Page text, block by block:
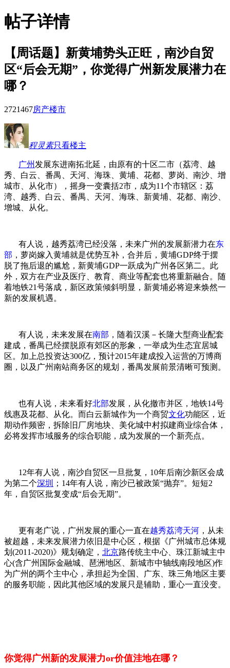
帖子详情
【周话题】新黄埔势头正旺，南沙自贸
区“后会无期”，你觉得广州新发展潜力在
哪？
2721467房产楼市
程灵素只看楼主
广州 发展东进南拓北延，由原有的十区二市（荔湾、越
秀、白云、番禺、天河、海珠、黄埔、花都、萝岗、南沙、增
城市、从化市），摇身一变囊括2市，成为11个市辖区：荔
湾、越秀、白云、番禺、天河、海珠、新黄埔、花都、南沙、
增城、从化。
有人说，越秀荔湾已经没落，未来广州的发展新潜力在东
部 ，萝岗嫁入黄埔就是优势互补，合并后，黄埔GDP终于摆
脱了拖后退的尴尬，新黄埔GDP一跃成为广州各区第二。此
外，双方在产业及医疗、教育、商业等配套也将重新融合。随
着地铁21号落成，新区政策倾斜明显，新黄埔必将迎来焕然一
新的发展机遇。
有人说，未来发展在南部 ，随着汉溪－长隆大型商业配套
建成，番禺已经摆脱原有郊区的形象，一举成为生态宜居城
区。加上总投资达300亿，预计2015年建成投入运营的万博商
圈，以及广州南站商务区的规划，番禺发展前景清晰可预测。
也有人说，未来看好北部发展，从化撤市并区，地铁14号
线惠及花都、从化。而白云新城作为一个商贸文化功能区，近
期动作频密，拆除旧厂房地块、美化城中村拟建商业综合体，
必将发挥市域服务的综合职能，成为发展的一个新亮点。
12年有人说，南沙自贸区一旦批复，10年后南沙新区会成
为第二个深圳
；14年有人说，南沙已被政策“抛弃”。短短2
年，自贸区批复变成“后会无期”。
更有老广说，广州发展的重心一直在越秀荔湾天河 ，从未
被超越，未来发展潜力依旧是中心区，根据《广州城市总体规
划(2011-2020)》规划确定， 北京路传统主中心、珠江新城主中
心(含广州国际金融城、琶洲地区、新城市中轴线南段地区)作
为广州的两个主中心，承担起为全国、广东、珠三角地区主要
的服务职能，因此其他区域的发展只是辅助，重心一直没变。
你觉得广州新的发展潜力or价值洼地在哪 ？